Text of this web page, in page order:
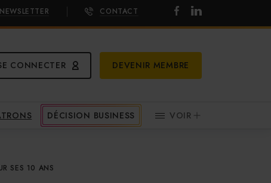
NEWSLETTER CONTACT
CONNECTER DEVENIR MEMBRE
DÉCISION BUSINESS VOIR
SES 10 ANS